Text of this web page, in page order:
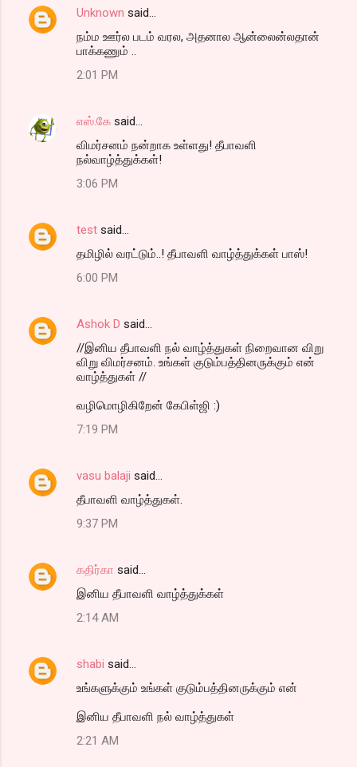
Unknown said…
நம்ம ஊர்ல படம் வரல, அதனால ஆன்லைன்லதான்
பாக்கணும் ..
2:01 PM
எஸ்.கே said…
விமர்சனம் நன்றாக உள்ளது! தீபாவளி
நல்வாழ்த்துக்கள்!
3:06 PM
test said…
தமிழில் வரட்டும்..! தீபாவளி வாழ்த்துக்கள் பாஸ்!
6:00 PM
Ashok D said…
//இனிய தீபாவளி நல் வாழ்த்துகள் நிறைவான விறு
விறு விமர்சனம். உங்கள் குடும்பத்தினருக்கும் என்
வாழ்த்துகள் //
வழிமொழிகிறேன் கேபிள்ஜி :)
7:19 PM
vasu balaji said…
தீபாவளி வாழ்த்துகள்.
9:37 PM
கதிர்கா said…
இனிய தீபாவளி வாழ்த்துக்கள்
2:14 AM
shabi said…
உங்களுக்கும் உங்கள் குடும்பத்தினருக்கும் என்
இனிய தீபாவளி நல் வாழ்த்துகள்
2:21 AM